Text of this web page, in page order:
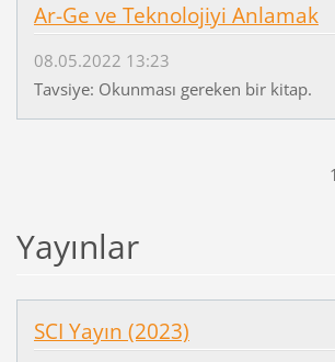
Ar-Ge ve Teknolojiyi Anlamak
08.05.2022 13:23
Tavsiye: Okunması gereken bir kitap.
1
Yayınlar
SCI Yayın (2023)